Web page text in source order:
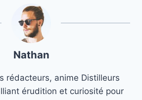
Nathan
rédacteurs, anime Distilleurs
érudition et curiosité pour